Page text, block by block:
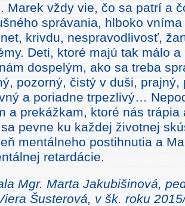
Marek vždy vie, čo sa patrí a
správania, hlboko
krivdu, nespravodlivosť,
Deti, ktoré majú tak málo
dospelým, ako sa treba
pozorný, čistý v duši, prajný,
a poriadne trpezlivý…
a prekážkam, ktoré nás trápia
pevne ku každej životnej
mentálneho postihnutia a
retardácie.
Mgr. Marta Jakubišinová,
Šusterová, v šk. roku